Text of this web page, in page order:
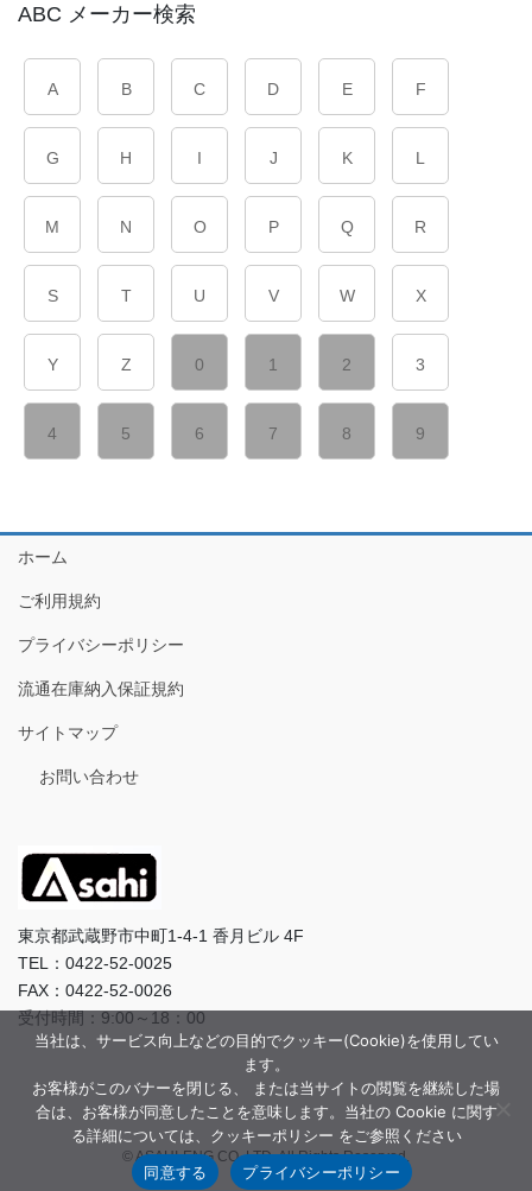
ABC メーカー検索
A B C D E F
G H I J K L
M N O P Q R
S T U V W X
Y Z 0 1 2 3
4 5 6 7 8 9
ホーム
ご利用規約
プライバシーポリシー
流通在庫納入保証規約
サイトマップ
お問い合わせ
東京都武蔵野市中町1-4-1 香月ビル 4F
TEL：0422-52-0025
FAX：0422-52-0026
受付時間：9:00～18：00
© ASAHI-ENG CO.,LTD. All Rights Reserved.
当社は、サービス向上などの目的でクッキー(Cookie)を使用してい
ます。
お客様がこのバナーを閉じる、 または当サイトの閲覧を継続した場
合は、お客様が同意したことを意味します。当社の Cookie に関す
る詳細については、クッキーポリシー をご参照ください
同意する
プライバシーポリシー